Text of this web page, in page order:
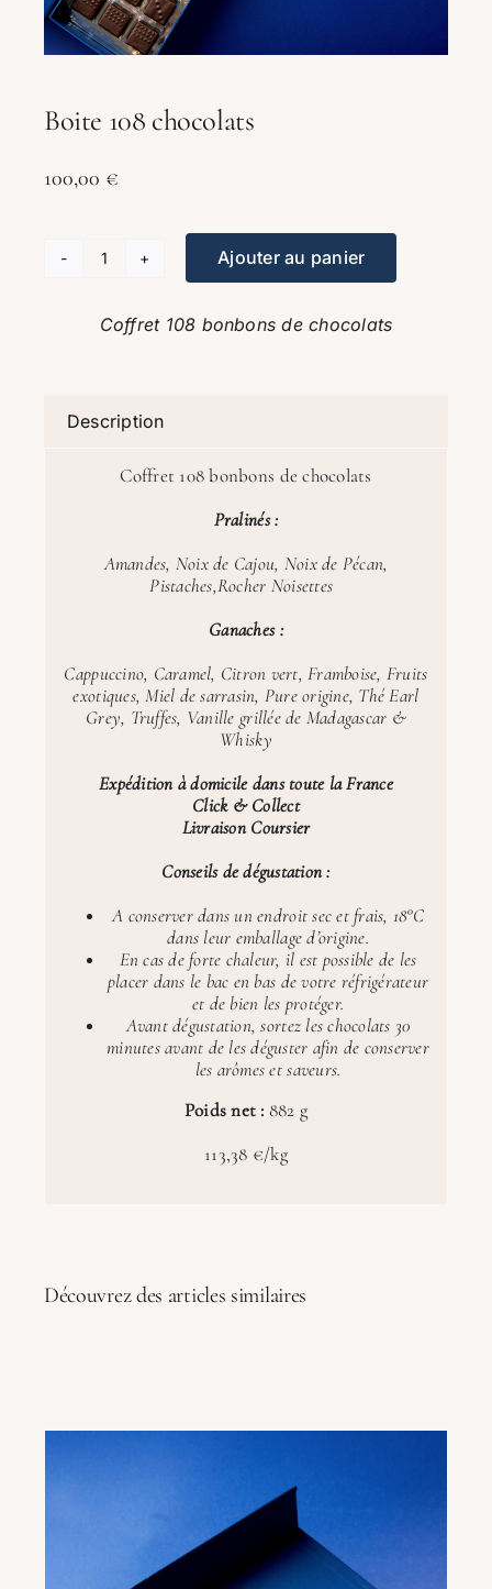
Boite 108 chocolats
100,00 €
quantité
Boite
Ajouter au panier
Coffret 108 bonbons de chocolats
Description
Coffret 108 bonbons de chocolats
Pralinés :
Amandes, Noix de Cajou, Noix de Pécan,
Pistaches,Rocher Noisettes
Ganaches :
Cappuccino, Caramel, Citron vert, Framboise, Fruits
exotiques, Miel de sarrasin, Pure origine, Thé Earl
Grey, Truffes, Vanille grillée de Madagascar &
Whisky
Expédition à domicile dans toute la France
Click & Collect
Livraison Coursier
Conseils de dégustation :
A conserver dans un endroit sec et frais, 18°C
dans leur emballage d’origine.
En cas de forte chaleur, il est possible de les
placer dans le bac en bas de votre réfrigérateur
et de bien les protéger.
Avant dégustation, sortez les chocolats 30
minutes avant de les déguster afin de conserver
les arômes et saveurs.
Poids net : 882 g
113,38 €/kg
Découvrez des articles similaires